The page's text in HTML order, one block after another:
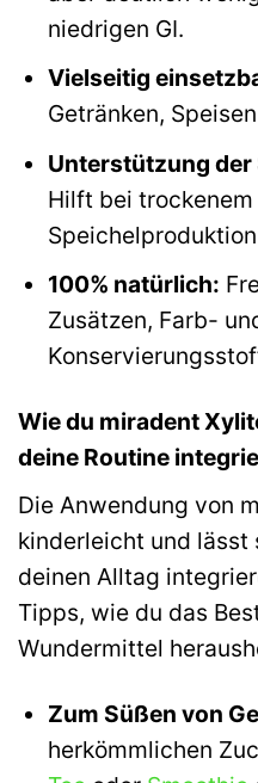
niedrigen GI.
Vielseitig
Getränken,
Unterstützung
Hilft bei
100% natürlich:
Zusätzen, Farb-
Wie du miradent
deine Routine
Die Anwendung von
kinderleicht und lässt
deinen Alltag
Tipps, wie du das
Wundermittel
Zum Süßen von
herkömmlichen